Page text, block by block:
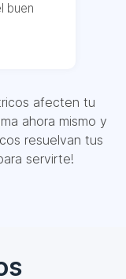
buen
afecten tu
ahora mismo y
resuelvan tus
servirte!